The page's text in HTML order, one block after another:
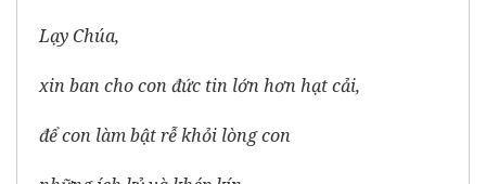
Lạy Chúa,
xin ban cho con đức tin lớn hơn hạt cải,
để con làm bật rễ khỏi lòng con